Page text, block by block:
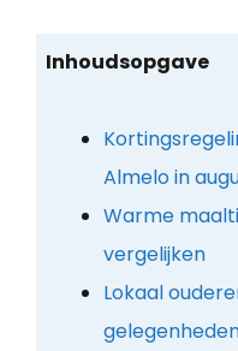
Inhoudsopgave
Almelo in
Warme
vergelijken
Lokaal